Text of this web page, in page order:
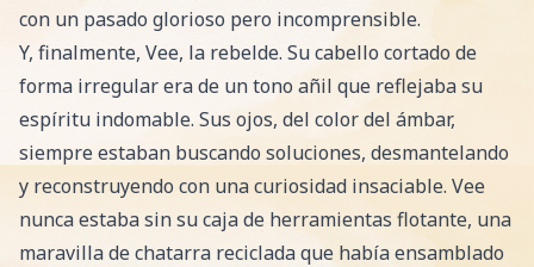
con un pasado glorioso pero incomprensible.
Y, finalmente, Vee, la rebelde. Su cabello cortado de
forma irregular era de un tono añil que reflejaba su
espíritu indomable. Sus ojos, del color del ámbar,
siempre estaban buscando soluciones, desmantelando
y reconstruyendo con una curiosidad insaciable. Vee
nunca estaba sin su caja de herramientas flotante, una
maravilla de chatarra reciclada que había ensamblado